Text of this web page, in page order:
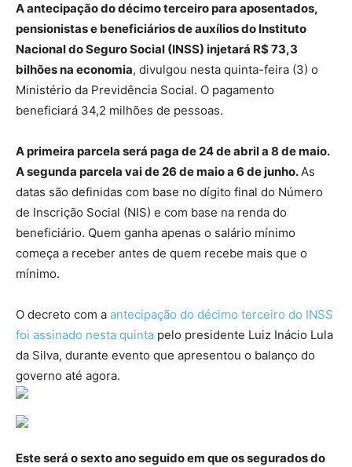
A antecipação do décimo terceiro para aposentados,
pensionistas e beneficiários de auxílios do Instituto
Nacional do Seguro Social (INSS) injetará R$ 73,3
bilhões na economia, divulgou nesta quinta-feira (3) o
Ministério da Previdência Social. O pagamento
beneficiará 34,2 milhões de pessoas.
A primeira parcela será paga de 24 de abril a 8 de maio.
A segunda parcela vai de 26 de maio a 6 de junho.As
datas são definidas com base no dígito final do Número
de Inscrição Social (NIS) e com base na renda do
beneficiário. Quem ganha apenas o salário mínimo
começa a receber antes de quem recebe mais que o
mínimo.
O decreto com a antecipação do décimo terceiro do INSS
foi assinado nesta quinta pelo presidente Luiz Inácio Lula
da Silva, durante evento que apresentou o balanço do
governo até agora.
Este será o sexto ano seguido em que os segurados do